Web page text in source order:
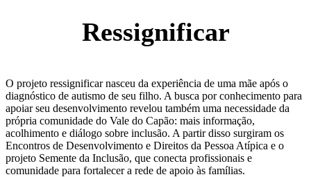
Ressignificar
O projeto ressignificar nasceu da experiência de uma mãe após o
diagnóstico de autismo de seu filho. A busca por conhecimento para
apoiar seu desenvolvimento revelou também uma necessidade da
própria comunidade do Vale do Capão: mais informação,
acolhimento e diálogo sobre inclusão. A partir disso surgiram os
Encontros de Desenvolvimento e Direitos da Pessoa Atípica e o
projeto Semente da Inclusão, que conecta profissionais e
comunidade para fortalecer a rede de apoio às famílias.